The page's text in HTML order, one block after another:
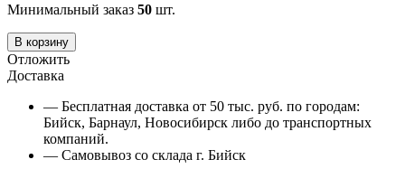
Минимальный заказ 50 шт.
В корзину
Отложить
Доставка
— Бесплатная доставка от 50 тыс. руб. по городам:
Бийск, Барнаул, Новосибирск либо до транспортных
компаний.
— Самовывоз со склада г. Бийск